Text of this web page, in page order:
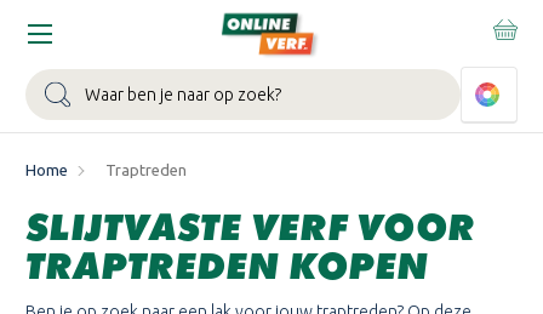
Zoeken
Home Traptreden
SLIJTVASTE VERF VOOR
TRAPTREDEN KOPEN